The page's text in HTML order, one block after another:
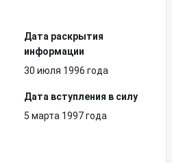
Дата раскрытия
информации
30 июля 1996 года
Дата вступления в силу
5 марта 1997 года